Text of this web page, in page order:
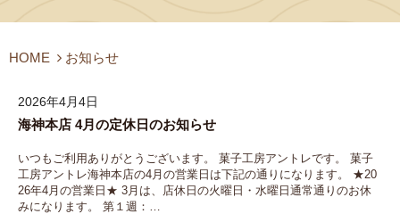
CONTACT
HOME お知らせ
2026年4月4日
海神本店 4月の定休日のお知らせ
いつもご利用ありがとうございます。 菓子工房アントレです。 菓子
工房アントレ海神本店の4月の営業日は下記の通りになります。 ★20
26年4月の営業日★ 3月は、店休日の火曜日・水曜日通常通りのお休
みになります。 第１週：…